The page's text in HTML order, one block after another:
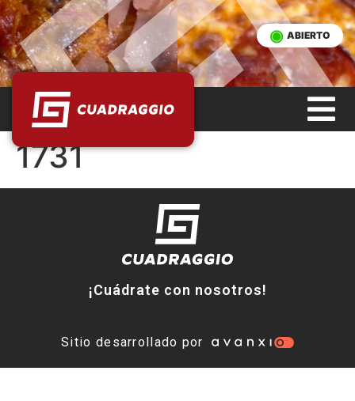
ABIERTO
1731
¡Cuádrate con nosotros!
Sitio desarrollado por